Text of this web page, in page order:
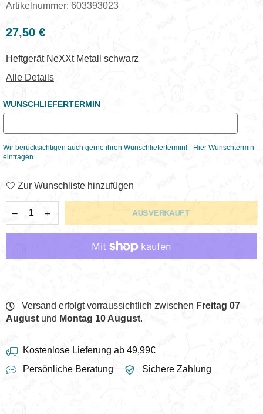
Artikelnummer: 603393023
Normaler
27,50 €
Heftgerät NeXXt Metall schwarz
Alle Details
WUNSCHLIEFERTERMIN
Wir berücksichtigen auch gerne ihren Wunschliefertermin! - Hier Wunschtermin
eintragen.
Zur Wunschliste hinzufügen
AUSVERKAUFT
Versand erfolgt vorraussichtlich zwischen Freitag 07
August und Montag 10 August.
Kostenlose Lieferung ab 49,99€
Persönliche Beratung
Sichere Zahlung